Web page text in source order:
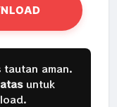
tautan aman.
untuk